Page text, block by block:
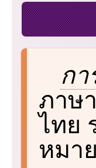
ก
ภาษ
ไทย
หมา